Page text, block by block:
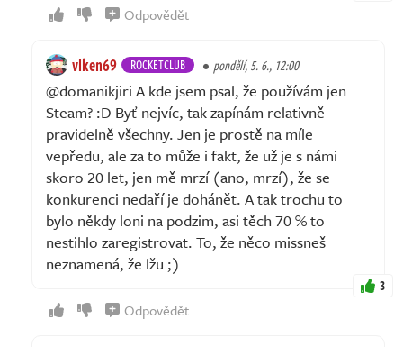
Odpovědět
vlken69 ROCKETCLUB pondělí, 5. 6., 12:00
@domanikjiri A kde jsem psal, že používám jen
Steam? :D Byť nejvíc, tak zapínám relativně
pravidelně všechny. Jen je prostě na míle
vepředu, ale za to může i fakt, že už je s námi
skoro 20 let, jen mě mrzí (ano, mrzí), že se
konkurenci nedaří je dohánět. A tak trochu to
bylo někdy loni na podzim, asi těch 70 % to
nestihlo zaregistrovat. To, že něco missneš
neznamená, že lžu ;)
3
Odpovědět